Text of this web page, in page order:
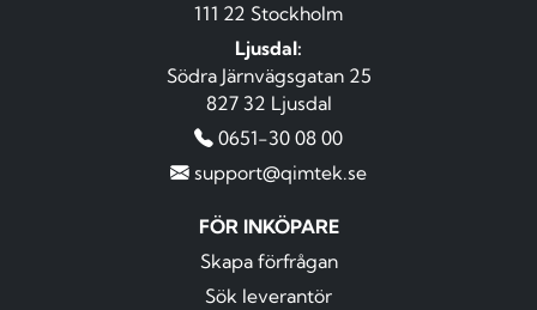
111 22 Stockholm
Ljusdal:
Södra Järnvägsgatan 25
827 32 Ljusdal
0651-30 08 00
support@qimtek.se
FÖR INKÖPARE
Skapa förfrågan
Sök leverantör